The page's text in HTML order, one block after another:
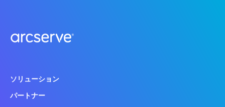
ソリューション
パートナー